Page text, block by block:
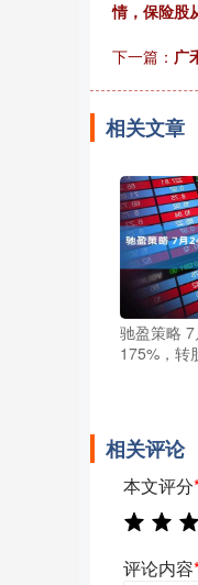
情，保险股
下一篇： 广
相关文章
驰盈策略
175%，转
相关评论
本文评分
评论内容